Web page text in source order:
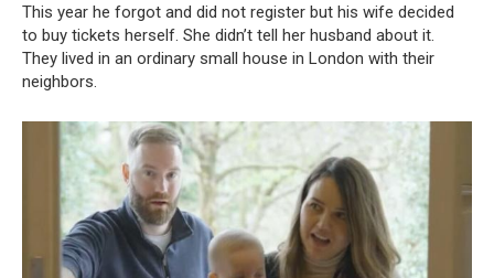
This year he forgot and did not register but his wife decided
to buy tickets herself. She didn’t tell her husband about it.
They lived in an ordinary small house in London with their
neighbors.